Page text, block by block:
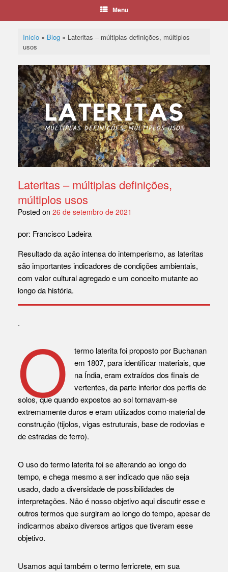
Menu
Início» Blog» Lateritas – múltiplas definições, múltiplos
usos
Lateritas – múltiplas definições,
múltiplos usos
Posted on 26 de setembro de 2021
por: Francisco Ladeira
Resultado da ação intensa do intemperismo, as lateritas
são importantes indicadores de condições ambientais,
com valor cultural agregado e um conceito mutante ao
longo da história.
.
O
termo laterita foi proposto por Buchanan
em 1807, para identificar materiais, que
na Índia, eram extraídos dos finais de
vertentes, da parte inferior dos perfis de
solos, que quando expostos ao sol tornavam-se
extremamente duros e eram utilizados como material de
construção (tijolos, vigas estruturais, base de rodovias e
de estradas de ferro).
O uso do termo laterita foi se alterando ao longo do
tempo, e chega mesmo a ser indicado que não seja
usado, dado a diversidade de possibilidades de
interpretações. Não é nosso objetivo aqui discutir esse e
outros termos que surgiram ao longo do tempo, apesar de
indicarmos abaixo diversos artigos que tiveram esse
objetivo.
Usamos aqui também o termo ferricrete, em sua